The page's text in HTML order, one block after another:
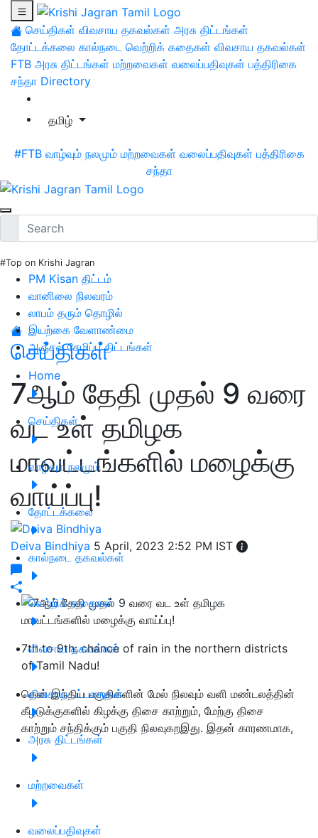
செய்திகள் விவசாய தகவல்கள் அரசு திட்டங்கள்
தோட்டக்கலை கால்நடை வெற்றிக் கதைகள் விவசாய தகவல்கள்
FTB அரசு திட்டங்கள் மற்றவைகள் வலைப்பதிவுகள் பத்திரிகை
சந்தா Directory
தமிழ்
#FTB வாழ்வும் நலமும் மற்றவைகள் வலைப்பதிவுகள் பத்திரிகை
சந்தா
#Top on Krishi Jagran
PM Kisan திட்டம்
வானிலை நிலவரம்
லாபம் தரும் தொழில்
இயற்கை வேளாண்மை
அஞ்சல் சேமிப்பு திட்டங்கள்
Home
செய்திகள்
வாழ்வும் நலமும்
தோட்டக்கலை
கால்நடை தகவல்கள்
வெற்றிக் கதைகள்
விவசாய தகவல்கள்
விவசாய பட்டறைகள்
அரசு திட்டங்கள்
மற்றவைகள்
வலைப்பதிவுகள்
செய்திகள்
7ஆம் தேதி முதல் 9 வரை
வட உள் தமிழக
மாவட்டங்களில் மழைக்கு
வாய்ப்பு!
Deiva Bindhiya 5 April, 2023 2:52 PM IST
7th to 9th: chance of rain in the northern districts
of Tamil Nadu!
தென் இந்திய பகுதிகளின் மேல் நிலவும் வளி மண்டலத்தின்
கீழடுக்குகளில் கிழக்கு திசை காற்றும், மேற்கு திசை
காற்றும் சந்திக்கும் பகுதி நிலவுகறஇது. இதன் காரணமாக,